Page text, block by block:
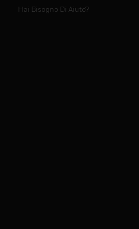
Hai Bisogno Di Aiuto?